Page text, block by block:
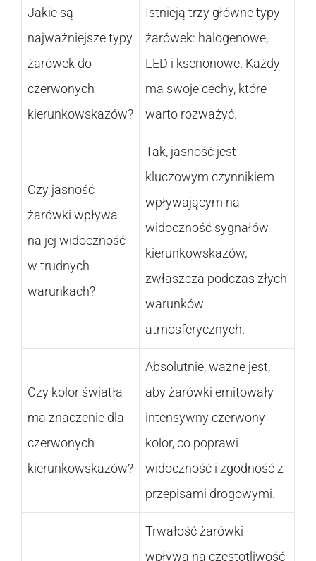
Jakie są
najważniejsze typy
żarówek do
czerwonych
kierunkowskazów?
Istnieją trzy główne typy
żarówek: halogenowe,
LED i ksenonowe. Każdy
ma swoje cechy, które
warto rozważyć.
Czy jasność
żarówki wpływa
na jej widoczność
w trudnych
warunkach?
Tak, jasność jest
kluczowym czynnikiem
wpływającym na
widoczność sygnałów
kierunkowskazów,
zwłaszcza podczas złych
warunków
atmosferycznych.
Czy kolor światła
ma znaczenie dla
czerwonych
kierunkowskazów?
Absolutnie, ważne jest,
aby żarówki emitowały
intensywny czerwony
kolor, co poprawi
widoczność i zgodność z
przepisami drogowymi.
Trwałość żarówki
wpływa na częstotliwość